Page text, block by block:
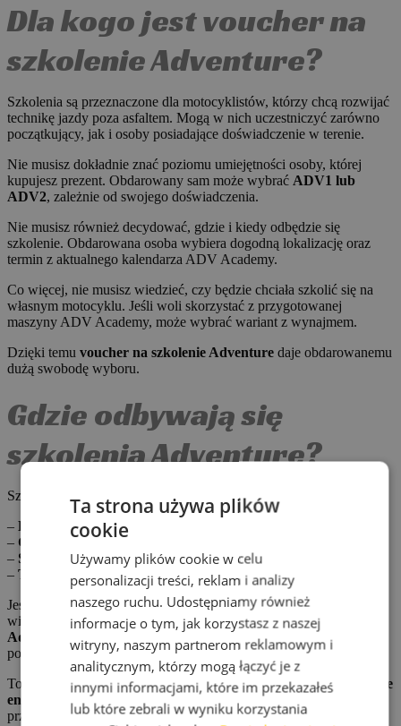
Dla kogo jest voucher na
szkolenie Adventure?
Szkolenia są przeznaczone dla motocyklistów, którzy chcą rozwijać
technikę jazdy poza asfaltem. Mogą w nich uczestniczyć zarówno
początkujący, jak i osoby posiadające doświadczenie w terenie.
Nie musisz dokładnie znać poziomu umiejętności osoby, której
kupujesz prezent. Obdarowany sam może wybrać ADV1 lub
ADV2, zależnie od swojego doświadczenia.
Nie musisz również decydować, gdzie i kiedy odbędzie się
szkolenie. Obdarowana osoba wybiera dogodną lokalizację oraz
termin z aktualnego kalendarza ADV Academy.
Co więcej, nie musisz wiedzieć, czy będzie chciała szkolić się na
własnym motocyklu. Jeśli woli skorzystać z przygotowanej
maszyny ADV Academy, może wybrać wariant z wynajmem.
Dzięki temu voucher na szkolenie Adventure daje obdarowanemu
dużą swobodę wyboru.
Gdzie odbywają się
szkolenia Adventure?
Szkolenia ADV Academy organizujemy w kilku regionach Polski:
– Dąbrowa Górnicza
– Grodzisk Mazowiecki
– Stężyca
– woj. pomorskie
– Trzebnica – woj. dolnośląskie
Jeśli szukasz prezentu dla miłośnika motocykli ADV, postaw na
wiedzę, doświadczenie i przygodę.Voucher na szkolenie
Adventure
daje możliwość zdobycia umiejętności przydatnych
podczas każdej motocyklowej wyprawy.
To także dobry wybór dla osób szukających vouchera na szkolenie
enduro
lub vouchera na jazdę w terenie
, ale zainteresowanych
przede wszystkim turystyczną jazdą motocyklem Adventure.
Ta strona używa plików
cookie
Używamy plików cookie w celu
personalizacji treści, reklam i analizy
naszego ruchu. Udostępniamy również
informacje o tym, jak korzystasz z naszej
witryny, naszym partnerom reklamowym i
analitycznym, którzy mogą łączyć je z
innymi informacjami, które im przekazałeś
lub które zebrali w wyniku korzystania